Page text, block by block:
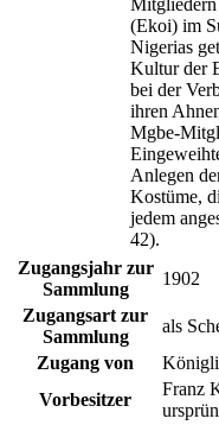
Mitgliedern
(Ekoi) im
Nigerias
Kultur der
bei der
ihren
Mgbe-
Anlegen
Kostüme,
jedem
42).
Zugangsjahr zur
Sammlung
1902
Zugangsart zur
Sammlung
als
Zugang von
Vorbesitzer
Franz